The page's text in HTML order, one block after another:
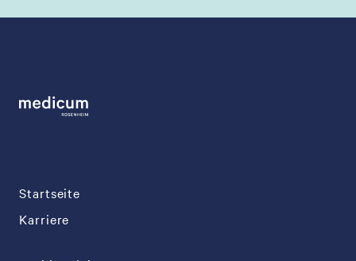
Startseite
Karriere